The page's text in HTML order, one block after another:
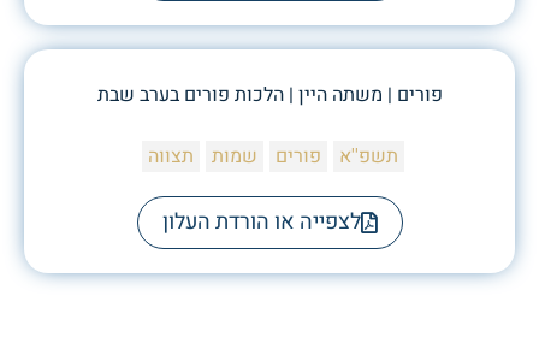
פורים | משתה היין | הלכות פורים בערב שבת
תשפ''א פורים שמות תצווה
לצפייה או הורדת העלון